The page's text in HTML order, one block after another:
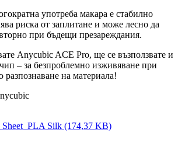
употреба макара е стабилно
риска от заплитане и може лесно да
при бъдещи презареждания.
Anycubic ACE Pro, ще се възползвате и
– за безпроблемно изживяване при
разпознаване на материала!
Sheet_PLA Silk (174,37 KB)